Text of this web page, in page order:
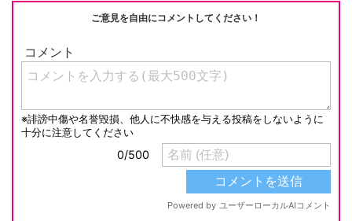
ご意見を自由にコメントしてください！